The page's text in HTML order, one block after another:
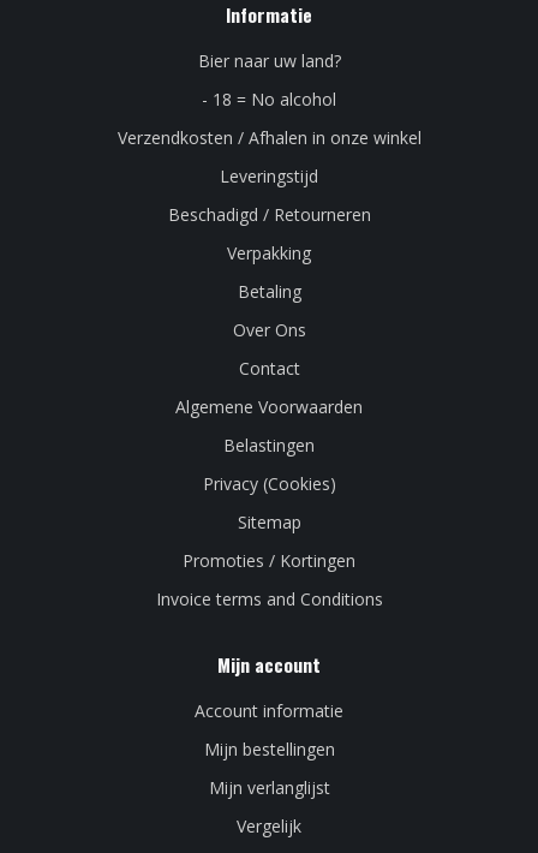
Informatie
Bier naar uw land?
- 18 = No alcohol
Verzendkosten / Afhalen in onze winkel
Leveringstijd
Beschadigd / Retourneren
Verpakking
Betaling
Over Ons
Contact
Algemene Voorwaarden
Belastingen
Privacy (Cookies)
Sitemap
Promoties / Kortingen
Invoice terms and Conditions
Mijn account
Account informatie
Mijn bestellingen
Mijn verlanglijst
Vergelijk